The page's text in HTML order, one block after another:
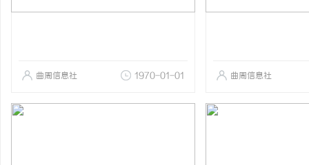
曲周信息社 1970-01-01 曲周信息社